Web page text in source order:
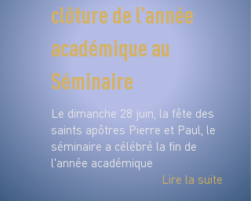
clôture de l’année
académique au
Séminaire
Le dimanche 28 juin, la fête des
saints apôtres Pierre et Paul, le
séminaire a célébré la fin de
l'année académique
Lire la suite